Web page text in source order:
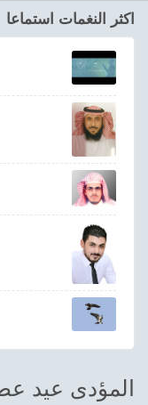
مؤديين
شعر
اناشيد
ادعية
احدث الفيديوهات
ترفيهي
Asian
Foreign
اكثر النغمات استماعا
المؤدى عيد